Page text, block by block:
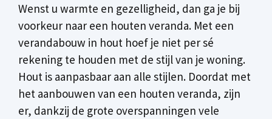
Wenst u warmte en gezelligheid, dan ga je bij
voorkeur naar een houten veranda. Met een
verandabouw in hout hoef je niet per sé
rekening te houden met de stijl van je woning.
Hout is aanpasbaar aan alle stijlen. Doordat met
het aanbouwen van een houten veranda, zijn
er, dankzij de grote overspanningen vele